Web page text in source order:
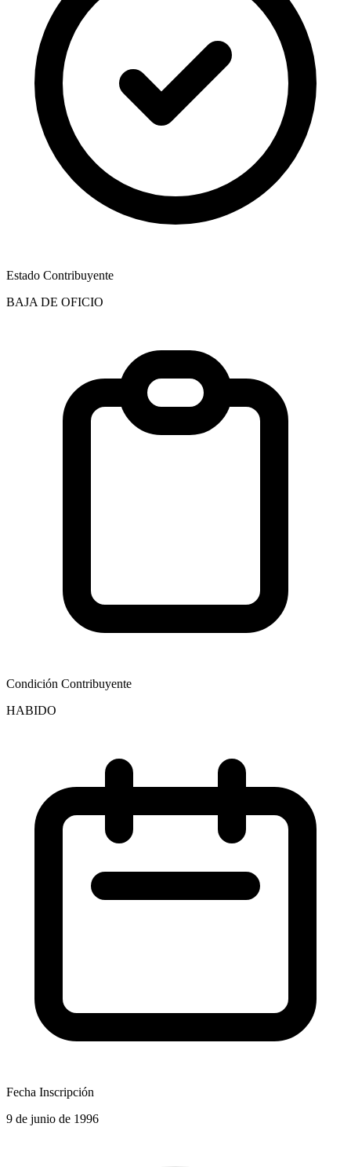
Estado Contribuyente
BAJA DE OFICIO
Condición Contribuyente
HABIDO
Fecha Inscripción
9 de junio de 1996